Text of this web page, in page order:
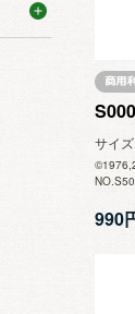
サイズ
990